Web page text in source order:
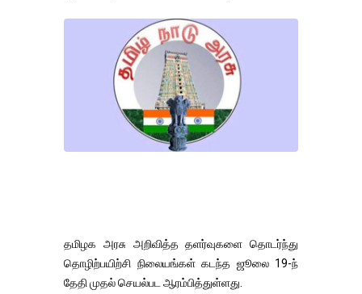
தமிழக அரசு அறிவித்த தளர்வுகளை தொடர்ந்து
தொழிற்பயிற்சி நிலையங்கள் கடந்த ஜூலை 19-ந்
தேதி முதல் செயல்பட ஆரம்பித்துள்ளது.